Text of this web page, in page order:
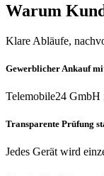
Warum
Klare Abläufe,
Gewerblicher Ankauf
Telemobile24 GmbH
Transparente Prüfung
Jedes Gerät wird